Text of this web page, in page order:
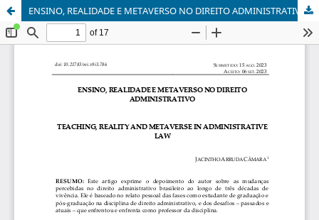
ENSINO, REALIDADE E METAVERSO NO DIREITO ADMINISTRATIVO